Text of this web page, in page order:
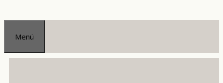
Zum
Inhalt
springen
Menü